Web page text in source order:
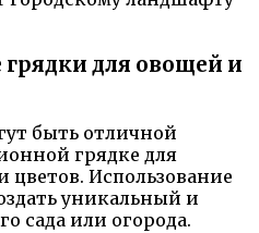
для овощей и
быть отличной
грядке для
Использование
уникальный и
сада или огорода.